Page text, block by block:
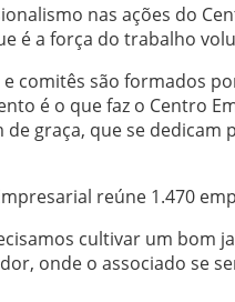
nas ações do
é a força do trabalho
comitês são formados
é o que faz o Centro
de graça, que se
reúne 1.470
cultivar um bom
onde o associado se